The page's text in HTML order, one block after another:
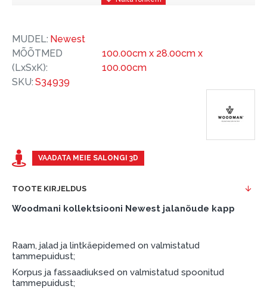
teil vajalikud tooted kohe osta, kuid nende eest
hiljem tasuda.
ESTO-ga saate intressivaba liisingu või järelmaksu
eeliseid ilma esimese sissemakseta ja järelmaksu
esimene sissemakse: 0 €, igakuine makse: 25 €,
kogu ülemakse: 0 €.
meie salongi Dārzciema tänaval 91, Riia, Läti.
Dokumendi nõuded:
vajalik Smart-ID, eParaksts eID, eParaksts eID
mobile, ESTO konto või pank Swedbank, Luminor,
SEB või Citadele).
VAADATA MEIE SALONGI 3D
TOOTE KIRJELDUS
Woodmani kollektsiooni Newest jalanõude kapp
Raam, jalad ja lintkäepidemed on valmistatud
tammepuidust;
Korpus ja fassaadiuksed on valmistatud spoonitud
tammepuidust;
MUDEL: Newest
MÕÕTMED
(LxSxK):
100.00cm x 28.00cm x
100.00cm
SKU: S34939